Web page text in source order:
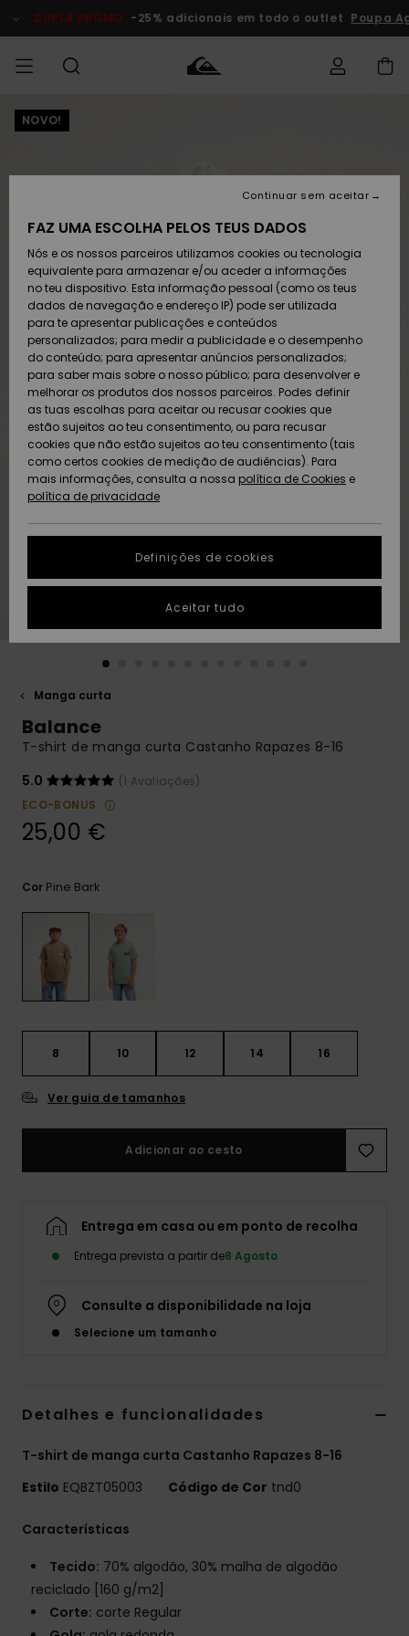
do
DUPLA PROMO -25% adicionais em todo o outlet Poupa
HOMEM
Calçado e
chinelos
Surfe/água
Snow
Artigos
recém-
chegados
Coleções
MENINO
Calçado e
chinelos
Surfe/água
Neve
Artigos
recém-
chegados
Highlights
MULHER
chegados
Highlights
Snow
SURF
Crianças
Highlights
Community
SNOW
Artigos
Criança
Snow Shop
Feminino
Highlights
Community
DUPLA
PROMO
Criança
Outlet
Mulher
AJUDA
Devoluções
Pagamento
Cartão
presente
Quiksilver
Freedom
Protecção de
dados
Guia de
tamanhos
conversa para
obteres a
resposta mais
respostas
para as
SUSTAINABILITY
PRESENTE
DESEJO
NOVO!
Manga curta
Balance
T-shirt de manga curta Castanho Rapazes 8-16
5.0
(1 Avaliações)
ECO-BONUS
25,00 €
Cor Pine Bark
8 10 12 14 16
Ver guia de tamanhos
Adicionar ao cesto
Entrega em casa ou em ponto de recolha
Entrega prevista a partir de8 Agosto
Consulte a disponibilidade na loja
Selecione um tamanho
Detalhes e funcionalidades
T-shirt de manga curta Castanho Rapazes 8-16
Estilo EQBZT05003 Código de Cor tnd0
Características
Tecido: 70% algodão, 30% malha de algodão
reciclado [160 g/m2]
Corte: corte Regular
FAZ UMA ESCOLHA PELOS TEUS DADOS
Nós e os nossos parceiros utilizamos cookies ou tecnologia
equivalente para armazenar e/ou aceder a informações
no teu dispositivo. Esta informação pessoal (como os teus
dados de navegação e endereço IP) pode ser utilizada
para te apresentar publicações e conteúdos
personalizados; para medir a publicidade e o desempenho
do conteúdo; para apresentar anúncios personalizados;
para saber mais sobre o nosso público; para desenvolver e
melhorar os produtos dos nossos parceiros. Podes definir
as tuas escolhas para aceitar ou recusar cookies que
estão sujeitos ao teu consentimento, ou para recusar
cookies que não estão sujeitos ao teu consentimento (tais
como certos cookies de medição de audiências). Para
mais informações, consulta a nossa política de Cookies e
política de privacidade
Definições de cookies
Continuar sem aceitar
Aceitar tudo